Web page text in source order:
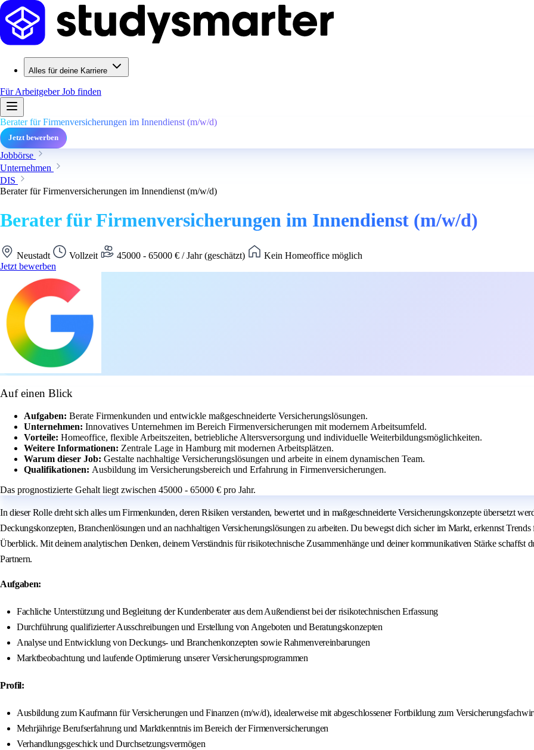
Alles für deine Karriere
Für ArbeitgeberJob finden
Berater für Firmenversicherungen im Innendienst (m/w/d)
Jetzt bewerben
Jobbörse
Unternehmen
DIS
Berater für Firmenversicherungen im Innendienst (m/w/d)
Berater für Firmenversicherungen im Innendienst (m/w/d)
Neustadt Vollzeit 45000 - 65000 € / Jahr (geschätzt)
Kein Homeoffice möglich
Jetzt bewerben
Auf einen Blick
Aufgaben: Berate Firmenkunden und entwickle maßgeschneiderte Versicherungslösungen.
Unternehmen: Innovatives Unternehmen im Bereich Firmenversicherungen mit modernem Arbeitsumfeld.
Vorteile: Homeoffice, flexible Arbeitszeiten, betriebliche Altersversorgung und individuelle Weiterbildungsmöglichkeiten.
Weitere Informationen: Zentrale Lage in Hamburg mit modernen Arbeitsplätzen.
Warum dieser Job: Gestalte nachhaltige Versicherungslösungen und arbeite in einem dynamischen Team.
Qualifikationen: Ausbildung im Versicherungsbereich und Erfahrung in Firmenversicherungen.
Das prognostizierte Gehalt liegt zwischen 45000 - 65000 € pro Jahr.
In dieser Rolle dreht sich alles um Firmenkunden, deren Risiken verstanden, bewertet und in maßgeschneiderte Versicherungskonzepte übersetzt
Deckungskonzepten, Branchenlösungen und an nachhaltigen Versicherungslösungen zu arbeiten. Du bewegst dich sicher im Markt, erkennst
Überblick. Mit deinem analytischen Denken, deinem Verständnis für risikotechnische Zusammenhänge und deiner kommunikativen Stärke schaffst
Partnern.
Aufgaben:
Fachliche Unterstützung und Begleitung der Kundenberater aus dem Außendienst bei der risikotechnischen Erfassung
Durchführung qualifizierter Ausschreibungen und Erstellung von Angeboten und Beratungskonzepten
Analyse und Entwicklung von Deckungs- und Branchenkonzepten sowie Rahmenvereinbarungen
Marktbeobachtung und laufende Optimierung unserer Versicherungsprogrammen
Profil:
Ausbildung zum Kaufmann für Versicherungen und Finanzen (m/w/d), idealerweise mit abgeschlossener Fortbildung zum
Mehrjährige Berufserfahrung und Marktkenntnis im Bereich der Firmenversicherungen
Verhandlungsgeschick und Durchsetzungsvermögen